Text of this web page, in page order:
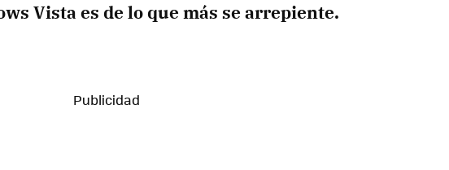
Vista es de lo que más se arrepiente.